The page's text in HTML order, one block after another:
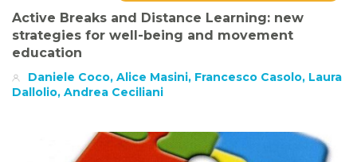
Active Breaks and Distance Learning: new
strategies for well-being and movement
education
Daniele Coco, Alice Masini, Francesco Casolo, Laura
Dallolio, Andrea Ceciliani